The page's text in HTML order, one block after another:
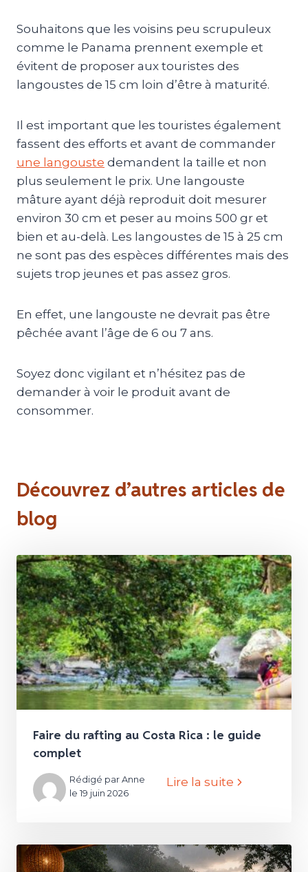
Souhaitons que les voisins peu scrupuleux
comme le Panama prennent exemple et
évitent de proposer aux touristes des
langoustes de 15 cm loin d’être à maturité.
Il est important que les touristes également
fassent des efforts et avant de commander
une langouste demandent la taille et non
plus seulement le prix. Une langouste
mâture ayant déjà reproduit doit mesurer
environ 30 cm et peser au moins 500 gr et
bien et au-delà. Les langoustes de 15 à 25 cm
ne sont pas des espèces différentes mais des
sujets trop jeunes et pas assez gros.
En effet, une langouste ne devrait pas être
pêchée avant l’âge de 6 ou 7 ans.
Soyez donc vigilant et n’hésitez pas de
demander à voir le produit avant de
consommer.
Découvrez d’autres articles de
blog
Faire du rafting au Costa Rica : le guide
complet
Rédigé par Anne
le 19 juin 2026
Lire la suite